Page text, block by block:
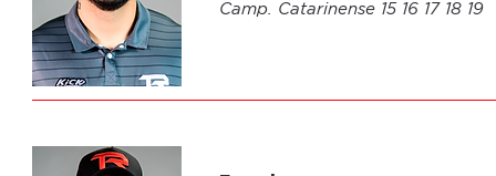
Camp. Catarinense 15 16 17 18 19